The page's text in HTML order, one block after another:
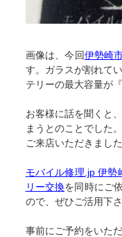
画像は、今回 伊勢崎
す。ガラスが割れて
テリーの最大容量が
お客様に話を聞くと
まうとのことでした
ご来店いただきました
モバイル修理.jp 伊勢
リー交換を同時にご
ので、ぜひご活用下さ
事前にご予約をいた